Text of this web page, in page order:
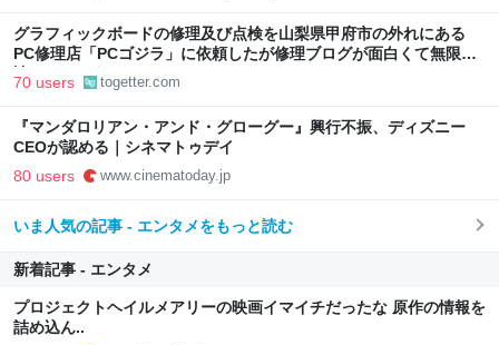
グラフィックボードの修理及び点検を山梨県甲府市の外れにある
PC修理店「PCゴジラ」に依頼したが修理ブログが面白くて無限に
読めてしまう
70 users togetter.com
『マンダロリアン・アンド・グローグー』興行不振、ディズニー
CEOが認める｜シネマトゥデイ
80 users www.cinematoday.jp
いま人気の記事 - エンタメをもっと読む
新着記事 - エンタメ
プロジェクトヘイルメアリーの映画イマイチだったな 原作の情報を
詰め込ん..